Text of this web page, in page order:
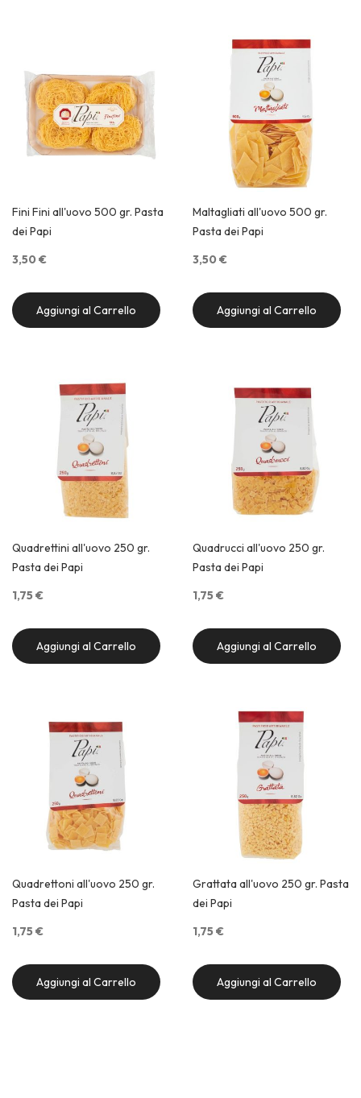
Fini Fini all'uovo 500 gr. Pasta
dei Papi
3,50 €
Aggiungi al Carrello
Maltagliati all'uovo 500 gr.
Pasta dei Papi
3,50 €
Aggiungi al Carrello
Quadrettini all'uovo 250 gr.
Pasta dei Papi
1,75 €
Aggiungi al Carrello
Quadrucci all'uovo 250 gr.
Pasta dei Papi
1,75 €
Aggiungi al Carrello
Quadrettoni all'uovo 250 gr.
Pasta dei Papi
1,75 €
Aggiungi al Carrello
Grattata all'uovo 250 gr. Pasta
dei Papi
1,75 €
Aggiungi al Carrello